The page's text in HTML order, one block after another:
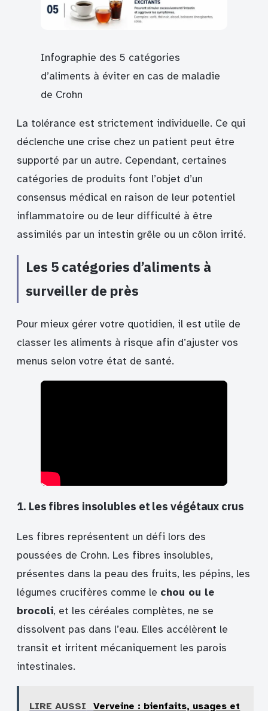
Infographie des 5 catégories
d’aliments à éviter en cas de maladie
de Crohn
La tolérance est strictement individuelle. Ce qui
déclenche une crise chez un patient peut être
supporté par un autre. Cependant, certaines
catégories de produits font l’objet d’un
consensus médical en raison de leur potentiel
inflammatoire ou de leur difficulté à être
assimilés par un intestin grêle ou un côlon irrité.
Les 5 catégories d’aliments à
surveiller de près
Pour mieux gérer votre quotidien, il est utile de
classer les aliments à risque afin d’ajuster vos
menus selon votre état de santé.
1. Les fibres insolubles et les végétaux crus
Les fibres représentent un défi lors des
poussées de Crohn. Les fibres insolubles,
présentes dans la peau des fruits, les pépins, les
légumes crucifères comme le chou ou le
brocoli, et les céréales complètes, ne se
dissolvent pas dans l’eau. Elles accélèrent le
transit et irritent mécaniquement les parois
intestinales.
LIRE AUSSI Verveine : bienfaits, usages et